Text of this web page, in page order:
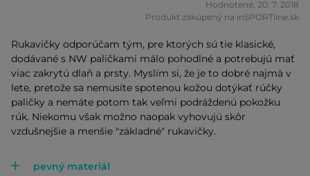
Hodnotené: 20. 7. 2018
Produkt zakúpený na inSPORTline.sk
Rukavičky odporúčam tým, pre ktorých sú tie klasické,
dodávané s NW paličkami málo pohodlné a potrebujú mať
viac zakrytú dlaň a prsty. Myslím si, že je to dobré najmä v
lete, pretože sa nemusíte spotenou kožou dotýkať rúčky
paličky a nemáte potom tak veľmi podráždenú pokožku
rúk. Niekomu však možno naopak vyhovujú skôr
vzdušnejšie a menšie "základné" rukavičky.
pevný materiál